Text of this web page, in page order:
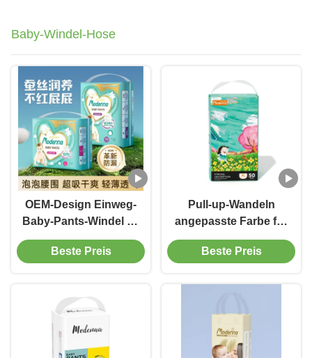
Baby-Windel-Hose
OEM-Design Einweg-
Baby-Pants-Windel 50
Stück Babywindeln in
einer Verpackung
Beste Preis
Pull-up-Wandeln
angepasste Farbe für
maximale Absorption
und Komfort
Beste Preis